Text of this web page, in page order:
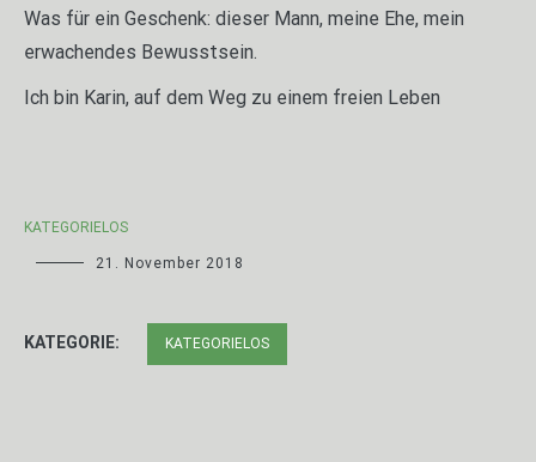
Was für ein Geschenk: dieser Mann, meine Ehe, mein
erwachendes Bewusstsein.
Ich bin Karin, auf dem Weg zu einem freien Leben
KATEGORIELOS
21. November 2018
KATEGORIE: KATEGORIELOS